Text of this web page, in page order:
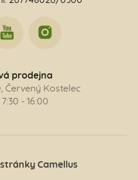
prodejna
Červený Kostelec
- 16:00
Camellus